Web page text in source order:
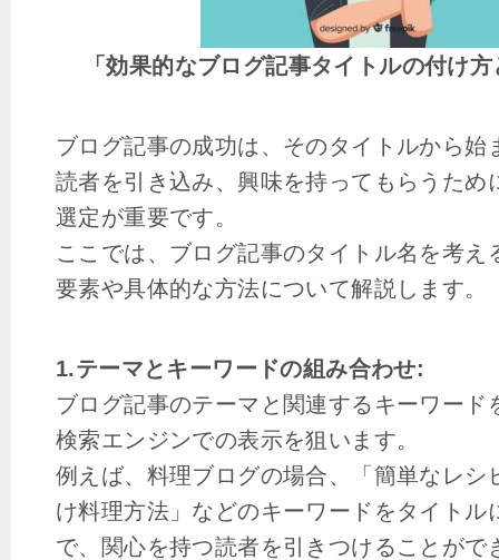
「効果的なブログ記事タイトルの付け
ブログ記事の成功は、そのタイトルから始
読者を引き込み、興味を持ってもらうため
選定が重要です。
ここでは、ブログ記事のタイトル名を考え
要素や具体的な方法について解説します。
1.テーマとキーワードの組み合わせ:
ブログ記事のテーマと関連するキーワード
検索エンジンでの表示を狙います。
例えば、料理ブログの場合、「簡単なレシ
け料理方法」などのキーワードをタイトル
で、関心を持つ読者を引きつけることがで